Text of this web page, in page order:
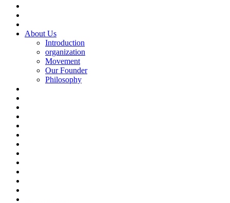
About Us
Introduction
organization
Movement
Our Founder
Philosophy